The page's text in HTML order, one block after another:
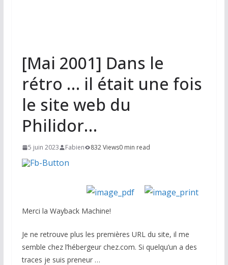
[Mai 2001] Dans le
rétro … il était une fois
le site web du
Philidor…
5 juin 2023 Fabien 832 Views0 min read
Merci la Wayback Machine!
Je ne retrouve plus les premières URL du site, il me
semble chez l’hébergeur chez.com. Si quelqu’un a des
traces je suis preneur …